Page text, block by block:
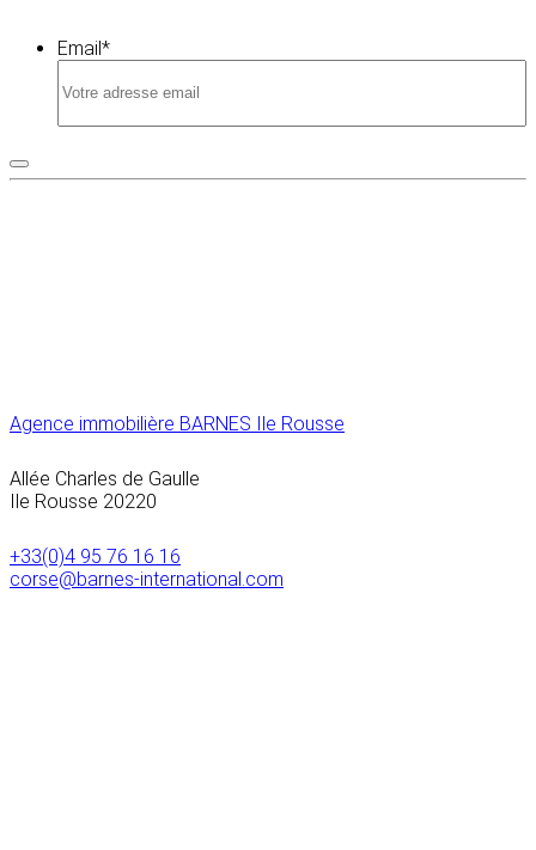
Email*
Agence immobilière BARNES Ile Rousse
Allée Charles de Gaulle
Ile Rousse 20220
+33(0)4 95 76 16 16
corse@barnes-international.com